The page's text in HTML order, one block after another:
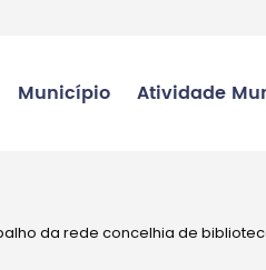
Município Atividade
da rede concelhia de